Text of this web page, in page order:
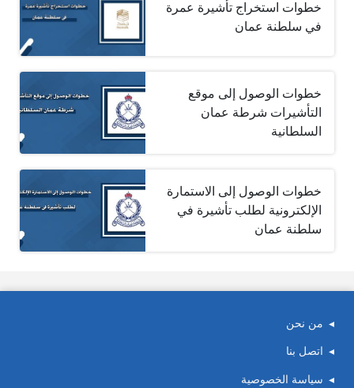
خطوات استخراج تأشيرة عمرة
في سلطنة عمان
خطوات الوصول إلى موقع
التأشيرات شرطة عمان
السلطانية
خطوات الوصول إلى الاستمارة
الإلكترونية لطلب تأشيرة في
سلطنة عمان
من نحن
اتصل بنا
سياسة الخصوصية